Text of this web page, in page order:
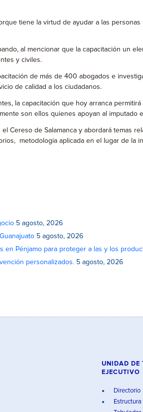
tiene la virtud de ayudar a las
al mencionar que la capacitación un
y civiles.
de más de 400 abogados e
de calidad a los ciudadanos.
la capacitación que hoy arranca
son ellos quienes apoyan al imputado
Cereso de Salamanca y abordará temas
metodología aplicada en el lugar de
5 agosto, 2026
5 agosto, 2026
en Pénjamo para proteger a las y los
personalizados. 5 agosto, 2026
UNIDAD DE
EJECUTIVO
Directorio